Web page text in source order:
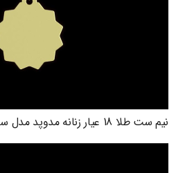
نیم ست طلا 18 عیار زنانه مدوپد مدل ستاره کد NA15587